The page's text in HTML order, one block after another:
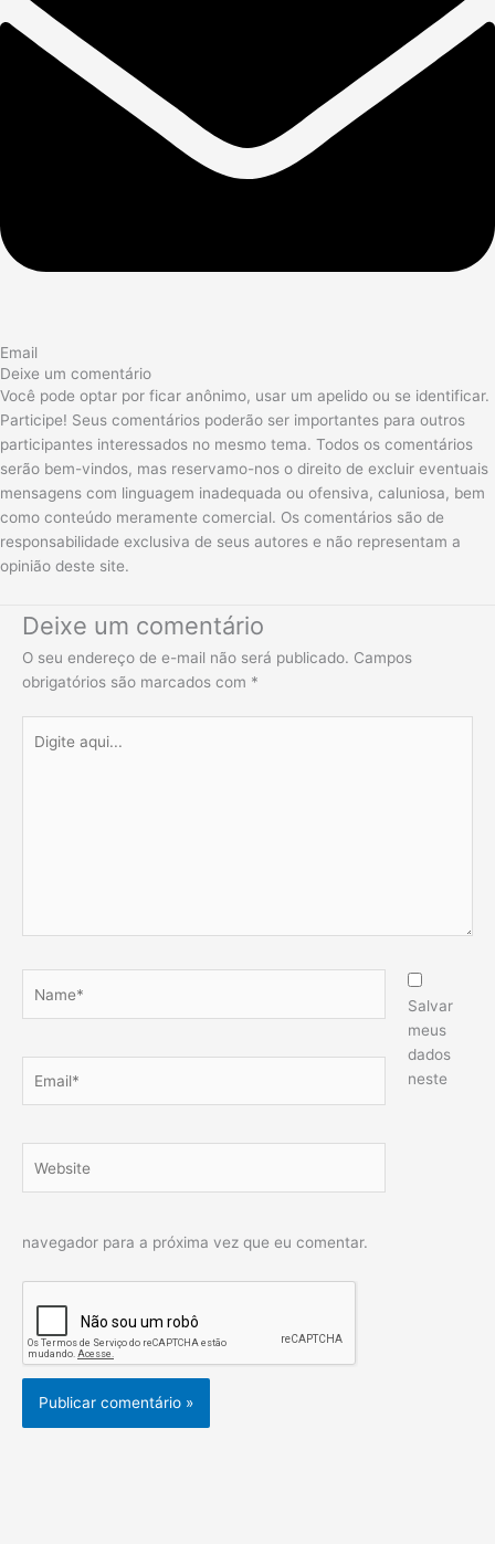
Email
Deixe um comentário
Você pode optar por ficar anônimo, usar um apelido ou se identificar.
Participe! Seus comentários poderão ser importantes para outros
participantes interessados no mesmo tema. Todos os comentários
serão bem-vindos, mas reservamo-nos o direito de excluir eventuais
mensagens com linguagem inadequada ou ofensiva, caluniosa, bem
como conteúdo meramente comercial. Os comentários são de
responsabilidade exclusiva de seus autores e não representam a
opinião deste site.
Deixe um comentário
O seu endereço de e-mail não será publicado. Campos
obrigatórios são marcados com *
aqui...
Salvar
meus
dados
neste
navegador para a próxima vez que eu comentar.